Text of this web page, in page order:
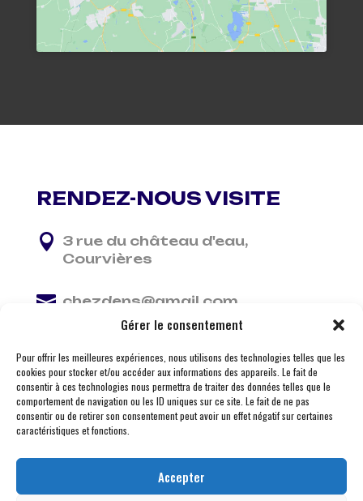
Gérer le consentement
Pour offrir les meilleures expériences, nous utilisons des technologies telles que les
cookies pour stocker et/ou accéder aux informations des appareils. Le fait de
consentir à ces technologies nous permettra de traiter des données telles que le
comportement de navigation ou les ID uniques sur ce site. Le fait de ne pas
consentir ou de retirer son consentement peut avoir un effet négatif sur certaines
caractéristiques et fonctions.
Accepter
RENDEZ-NOUS VISITE
 3 rue du château d'eau,
Courvières
 chezdens@gmail.com